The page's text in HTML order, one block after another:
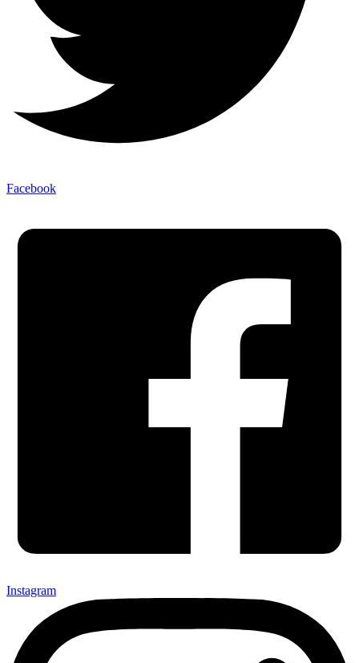
Facebook
Instagram